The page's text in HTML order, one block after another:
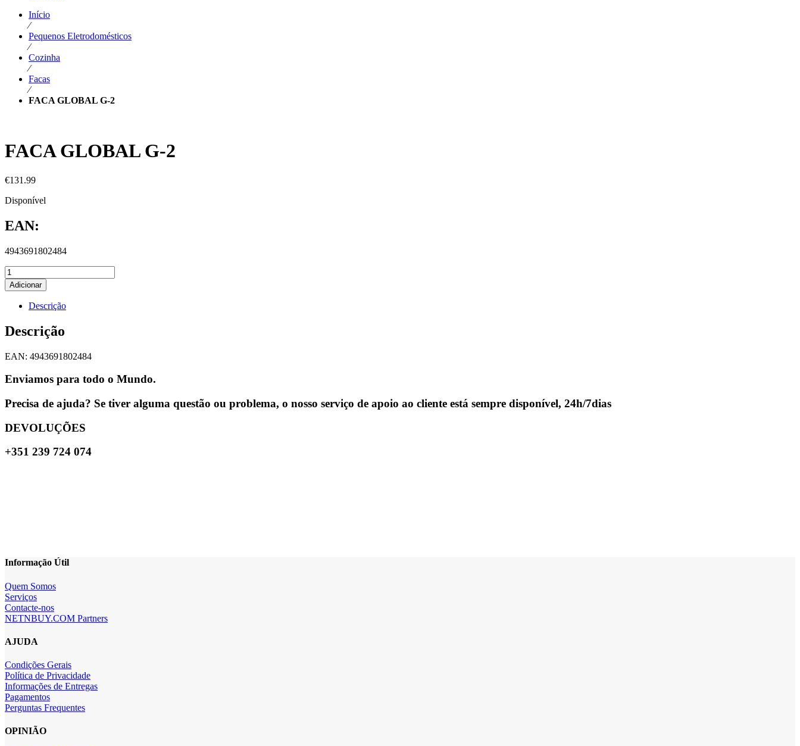
Início
⁄
Pequenos Eletrodomésticos
⁄
Cozinha
⁄
Facas
⁄
FACA GLOBAL G-2
FACA GLOBAL G-2
€131.99
Disponível
EAN:
4943691802484
Adicionar
Descrição
Descrição
EAN: 4943691802484
Enviamos para todo o Mundo.
Precisa de ajuda? Se tiver alguma questão ou problema, o nosso serviço de apoio ao cliente está sempre disponível, 24h/7dias
DEVOLUÇÕES
+351 239 724 074
Informação Útil
Quem Somos
Serviços
Contacte-nos
NETNBUY.COM Partners
AJUDA
Condições Gerais
Política de Privacidade
Informações de Entregas
Pagamentos
Perguntas Frequentes
OPINIÃO